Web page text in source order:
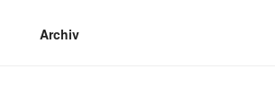
Archiv